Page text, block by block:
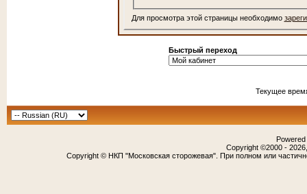
Для просмотра этой страницы необходимо
Быстрый переход
Текущее
Copyright ©2000 -
Copyright © НКП "Московская сторожевая". При полном или